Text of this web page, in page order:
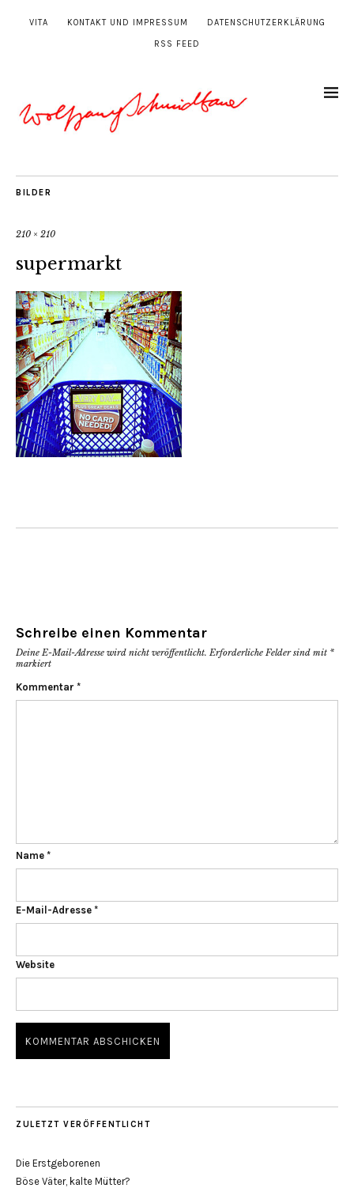
VITA KONTAKT UND IMPRESSUM DATENSCHUTZERKLÄRUNG
RSS FEED
BILDER
210 × 210
supermarkt
Schreibe einen Kommentar
Deine E-Mail-Adresse wird nicht veröffentlicht. Erforderliche Felder sind mit *
markiert
Kommentar *
Name *
E-Mail-Adresse *
Website
ZULETZT VERÖFFENTLICHT
Die Erstgeborenen
Böse Väter, kalte Mütter?